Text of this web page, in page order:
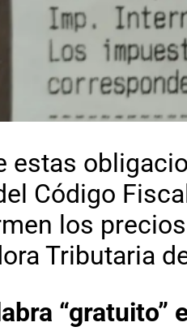
estas
Código
los
Tributaria
“gratuito”